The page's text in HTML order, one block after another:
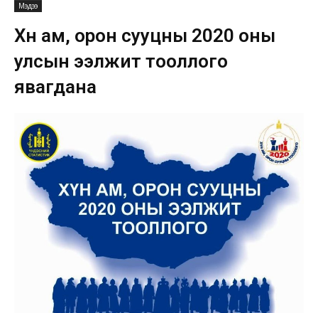
Мэдээ
Хүн ам, орон сууцны 2020 оны
улсын ээлжит тооллого
явагдана